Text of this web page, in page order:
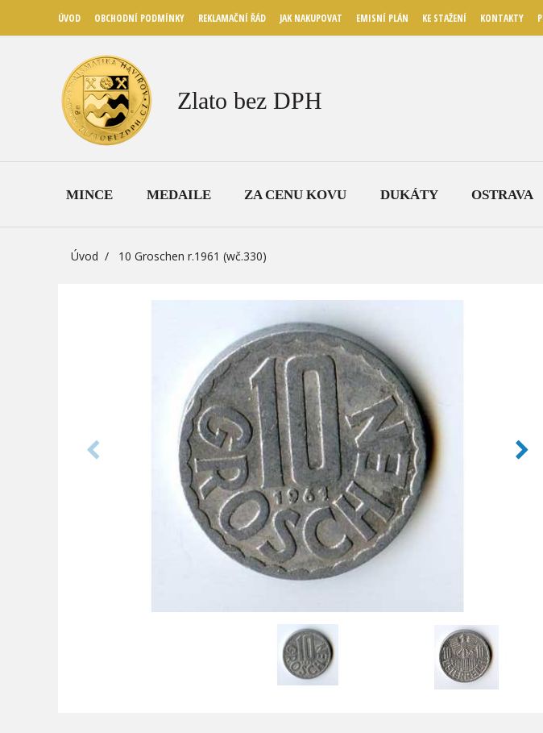
ÚVOD OBCHODNÍ PODMÍNKY REKLAMAČNÍ ŘÁD JAK NAKUPOVAT EMISNÍ PLÁN KE STAŽENÍ KONTAKTY
Zlato bez DPH
MINCE MEDAILE ZA CENU KOVU DUKÁTY OSTRAVA
Úvod 10 Groschen r.1961 (wč.330)